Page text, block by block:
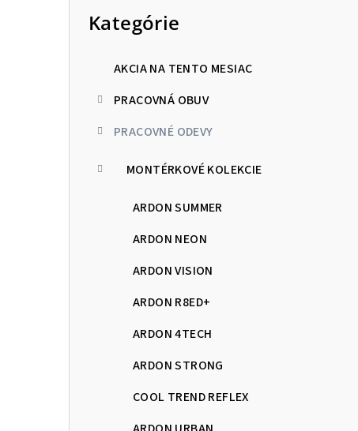
Kategórie
AKCIA NA TENTO MESIAC
PRACOVNÁ OBUV
PRACOVNÉ ODEVY
MONTÉRKOVÉ KOLEKCIE
ARDON SUMMER
ARDON NEON
ARDON VISION
ARDON R8ED+
ARDON 4TECH
ARDON STRONG
COOL TREND REFLEX